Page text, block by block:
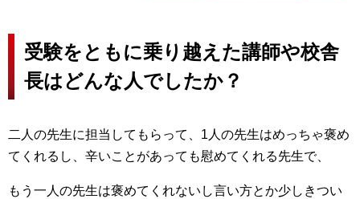
受験をともに乗り越えた講師や校舎
長はどんな人でしたか？
二人の先生に担当してもらって、1人の先生はめっちゃ褒め
てくれるし、辛いことがあっても慰めてくれる先生で、
もう一人の先生は褒めてくれないし言い方とか少しきつい